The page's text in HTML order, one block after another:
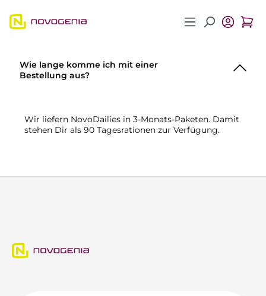
Zum Hauptinhalt springen
Wie lange komme ich mit einer
Bestellung aus?
Wir liefern NovoDailies in 3-Monats-Paketen. Damit
stehen Dir als 90 Tagesrationen zur Verfügung.